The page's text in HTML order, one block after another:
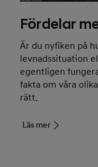
Fördelar
Är du nyfiken på
levnadssituation
egentligen
fakta om våra
rätt.
Läs mer